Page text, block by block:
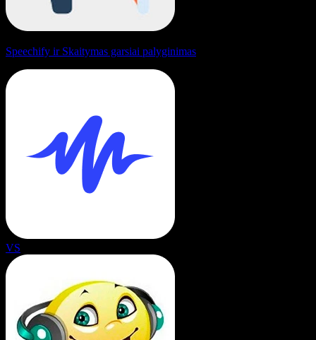
Speechify ir Skaitymas garsiai palyginimas
VS